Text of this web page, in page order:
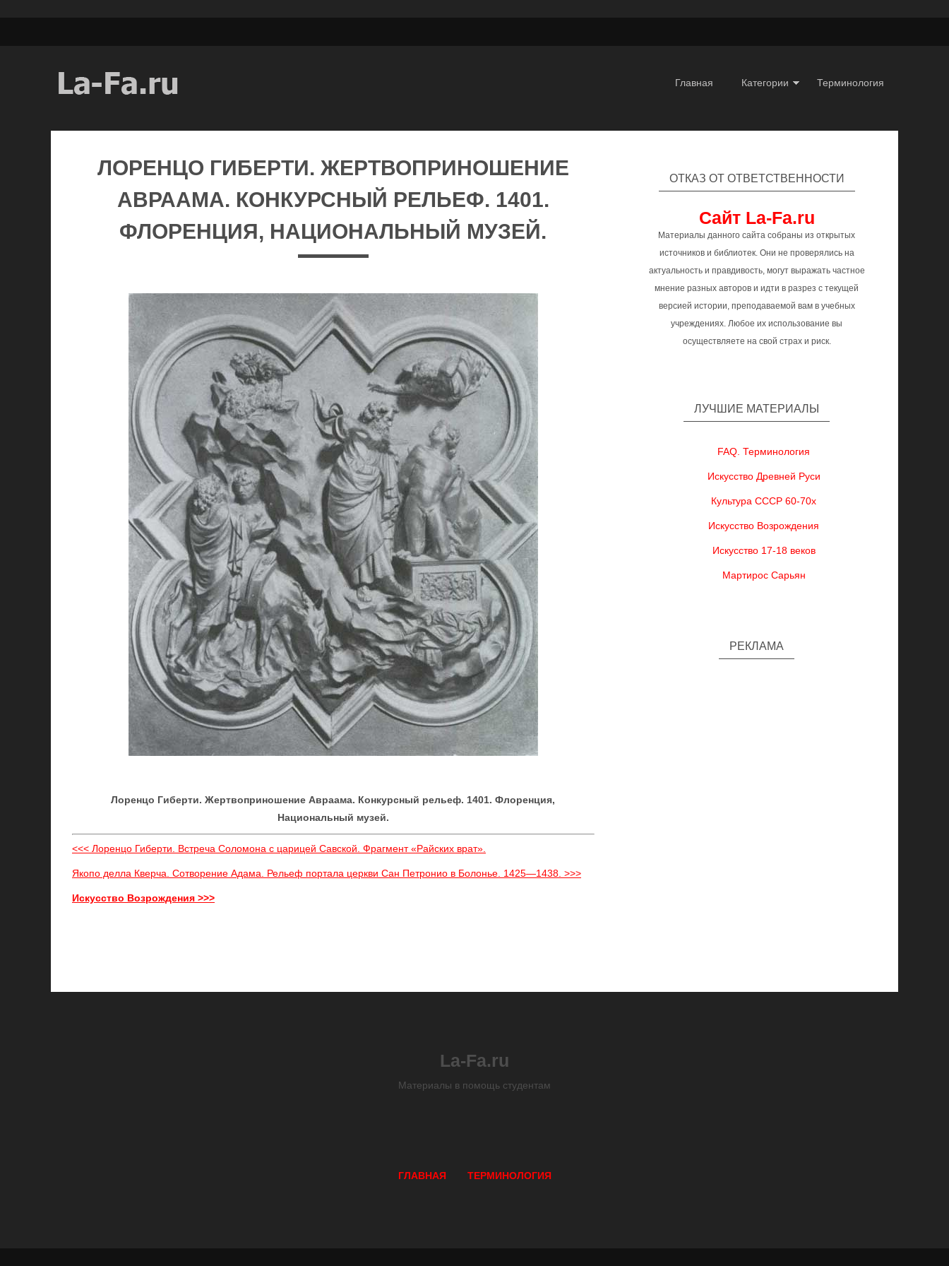
Главная Категории Терминология
ЛОРЕНЦО ГИБЕРТИ. ЖЕРТВОПРИНОШЕНИЕ
АВРААМА. КОНКУРСНЫЙ РЕЛЬЕФ. 1401.
ФЛОРЕНЦИЯ, НАЦИОНАЛЬНЫЙ МУЗЕЙ.
Лоренцо Гиберти. Жертвоприношение Авраама. Конкурсный рельеф. 1401. Флоренция,
Национальный музей.
<<< Лоренцо Гиберти. Встреча Соломона с царицей Савской. Фрагмент «Райских врат».
Якопо делла Кверча. Сотворение Адама. Рельеф портала церкви Сан Петронио в Болонье. 1425—1438. >>>
Искусство Возрождения >>>
ОТКАЗ ОТ ОТВЕТСТВЕННОСТИ
Сайт La-Fa.ru
Материалы данного сайта собраны из открытых
источников и библиотек. Они не проверялись на
актуальность и правдивость, могут выражать частное
мнение разных авторов и идти в разрез с текущей
версией истории, преподаваемой вам в учебных
учреждениях. Любое их использование вы
осуществляете на свой страх и риск.
ЛУЧШИЕ МАТЕРИАЛЫ
FAQ. Терминология
Искусство Древней Руси
Культура СССР 60-70х
Искусство Возрождения
Искусство 17-18 веков
Мартирос Сарьян
РЕКЛАМА
La-Fa.ru
Материалы в помощь студентам
ГЛАВНАЯ ТЕРМИНОЛОГИЯ